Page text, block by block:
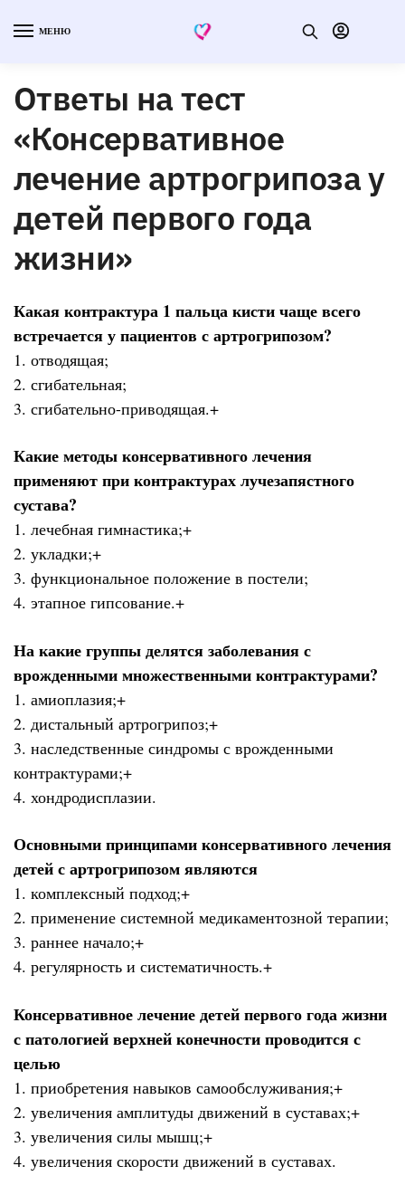
МЕНЮ
Ответы на тест
«Консервативное
лечение артрогрипоза у
детей первого года
жизни»
Какая контрактура 1 пальца кисти чаще всего
встречается у пациентов с артрогрипозом?
1. отводящая;
2. сгибательная;
3. сгибательно-приводящая.+
Какие методы консервативного лечения
применяют при контрактурах лучезапястного
сустава?
1. лечебная гимнастика;+
2. укладки;+
3. функциональное положение в постели;
4. этапное гипсование.+
На какие группы делятся заболевания с
врожденными множественными контрактурами?
1. амиоплазия;+
2. дистальный артрогрипоз;+
3. наследственные синдромы с врожденными
контрактурами;+
4. хондродисплазии.
Основными принципами консервативного лечения
детей с артрогрипозом являются
1. комплексный подход;+
2. применение системной медикаментозной терапии;
3. раннее начало;+
4. регулярность и систематичность.+
Консервативное лечение детей первого года жизни
с патологией верхней конечности проводится с
целью
1. приобретения навыков самообслуживания;+
2. увеличения амплитуды движений в суставах;+
3. увеличения силы мышц;+
4. увеличения скорости движений в суставах.